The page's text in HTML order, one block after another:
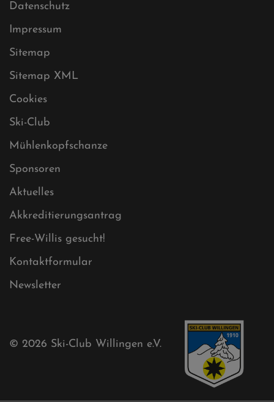
Datenschutz
Impressum
Sitemap
Sitemap XML
Cookies
Ski-Club
Mühlenkopfschanze
Sponsoren
Aktuelles
Akkreditierungsantrag
Free-Willis gesucht!
Kontaktformular
Newsletter
© 2026 Ski-Club Willingen e.V.